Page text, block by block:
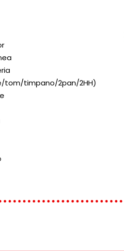
tom/timpano/2pan/2HH)